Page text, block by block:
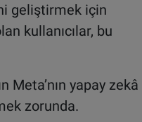
geliştirmek için
kullanıcılar, bu
Meta’nın yapay zekâ
zorunda.